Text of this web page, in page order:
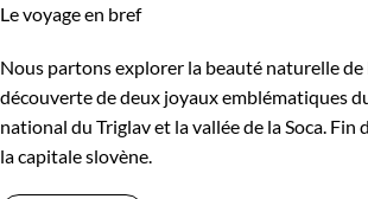
Le voyage en bref
Nous partons explorer la beauté naturelle de
découverte de deux joyaux emblématiques
national du Triglav et la vallée de la Soca. Fin
la capitale slovène.